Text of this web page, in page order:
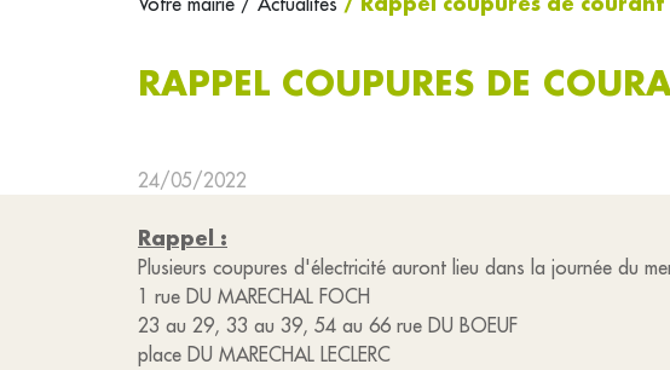
RAPPEL COUPURES DE
24/05/2022
Rappel :
Plusieurs coupures d'électricité auront lieu dans la journée du
1 rue DU MARECHAL FOCH
23 au 29, 33 au 39, 54 au 66 rue DU BOEUF
place DU MARECHAL LECLERC